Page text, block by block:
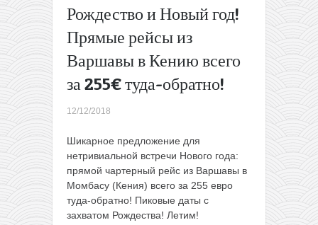
Рождество и Новый год!
Прямые рейсы из
Варшавы в Кению всего
за 255€ туда-обратно!
12/12/2018
Шикарное предложение для
нетривиальной встречи Нового года:
прямой чартерный рейс из Варшавы в
Момбасу (Кения) всего за 255 евро
туда-обратно! Пиковые даты с
захватом Рождества! Летим!
обратно!
Евротур
Израиль,
из
Минска
всего за